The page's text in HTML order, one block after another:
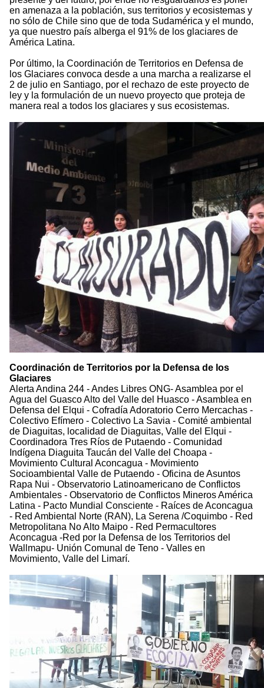
en amenaza a la población, sus territorios y ecosistemas y
no sólo de Chile sino que de toda Sudamérica y el mundo,
ya que nuestro país alberga el 91% de los glaciares de
América Latina.
Por último, la Coordinación de Territorios en Defensa de
los Glaciares convoca desde a una marcha a realizarse el
2 de julio en Santiago, por el rechazo de este proyecto de
ley y la formulación de un nuevo proyecto que proteja de
manera real a todos los glaciares y sus ecosistemas.
Coordinación de Territorios por la Defensa de los
Glaciares
Alerta Andina 244 - Andes Libres ONG- Asamblea por el
Agua del Guasco Alto del Valle del Huasco - Asamblea en
Defensa del Elqui - Cofradía Adoratorio Cerro Mercachas -
Colectivo Efímero - Colectivo La Savia - Comité ambiental
de Diaguitas, localidad de Diaguitas, Valle del Elqui -
Coordinadora Tres Ríos de Putaendo - Comunidad
Indígena Diaguita Taucán del Valle del Choapa -
Movimiento Cultural Aconcagua - Movimiento
Socioambiental Valle de Putaendo - Oficina de Asuntos
Rapa Nui - Observatorio Latinoamericano de Conflictos
Ambientales - Observatorio de Conflictos Mineros América
Latina - Pacto Mundial Consciente - Raíces de Aconcagua
- Red Ambiental Norte (RAN), La Serena /Coquimbo - Red
Metropolitana No Alto Maipo - Red Permacultores
Aconcagua -Red por la Defensa de los Territorios del
Wallmapu- Unión Comunal de Teno - Valles en
Movimiento, Valle del Limarí.